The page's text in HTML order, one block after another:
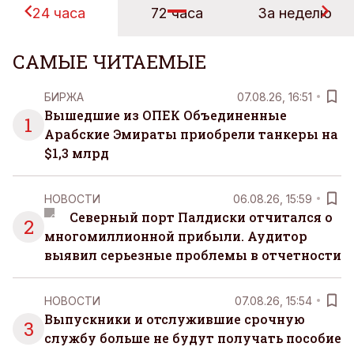
24 часа 72 часа За неделю
САМЫЕ ЧИТАЕМЫЕ
1
БИРЖА 07.08.26, 16:51
Вышедшие из ОПЕК Объединенные
Арабские Эмираты приобрели танкеры на
$1,3 млрд
2
НОВОСТИ 06.08.26, 15:59
Северный порт Палдиски отчитался о
многомиллионной прибыли. Аудитор
выявил серьезные проблемы в отчетности
3
НОВОСТИ 07.08.26, 15:54
Выпускники и отслужившие срочную
службу больше не будут получать пособие